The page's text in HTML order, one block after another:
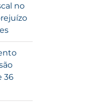
no
36